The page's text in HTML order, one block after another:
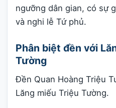
ngưỡng dân gian, có sự
và nghi lễ Tứ phủ.
Phân biệt đền với
Tường
Đền Quan Hoàng Triệu
Lăng miếu Triệu Tường.